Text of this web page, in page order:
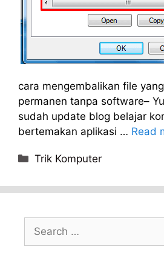
cara mengembalikan file
permanen tanpa software–
sudah update blog belajar
bertemakan aplikasi … Read
Categories
Trik Komputer
for: